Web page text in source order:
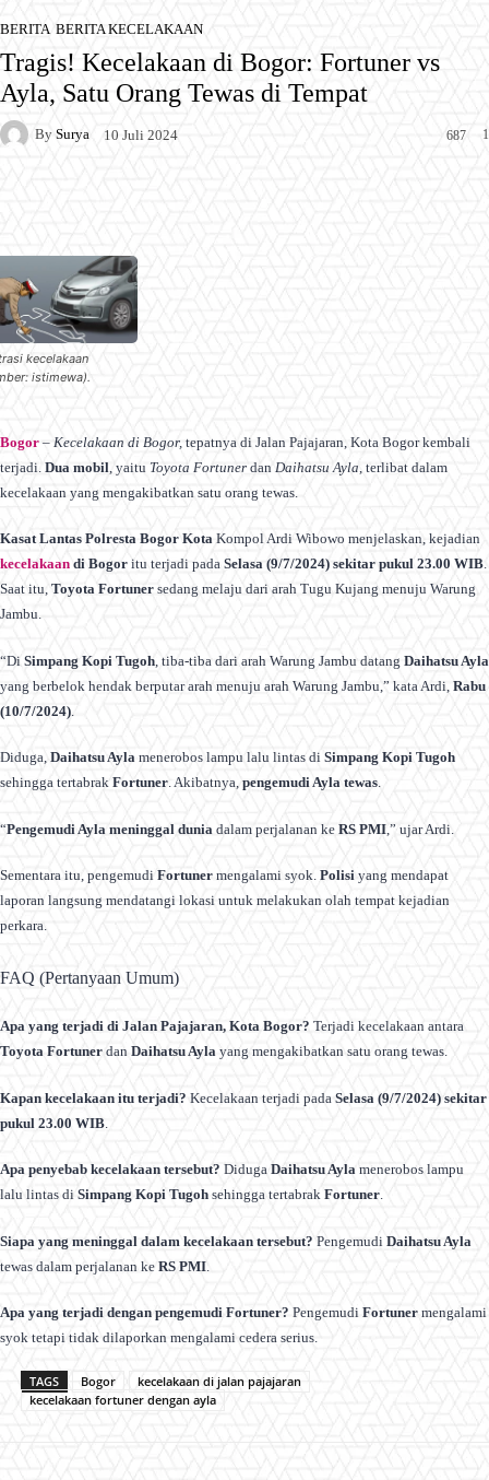
BERITA BERITA KECELAKAAN
Tragis! Kecelakaan di Bogor: Fortuner vs
Ayla, Satu Orang Tewas di Tempat
By Surya 10 Juli 2024 1
687
kecelakaan
istimewa).
Bogor – Kecelakaan di Bogor, tepatnya di Jalan Pajajaran, Kota Bogor kembali
terjadi. Dua mobil , yaitu Toyota Fortuner dan Daihatsu Ayla , terlibat dalam
kecelakaan yang mengakibatkan satu orang tewas.
Kasat Lantas Polresta Bogor Kota Kompol Ardi Wibowo menjelaskan, kejadian
kecelakaan di Bogor itu terjadi pada Selasa (9/7/2024) sekitar pukul 23.00 WIB.
Saat itu, Toyota Fortuner sedang melaju dari arah Tugu Kujang menuju Warung
Jambu.
“Di Simpang Kopi Tugoh , tiba-tiba dari arah Warung Jambu datang Daihatsu Ayla
yang berbelok hendak berputar arah menuju arah Warung Jambu,” kata Ardi, Rabu
(10/7/2024)
Diduga, Daihatsu Ayla menerobos lampu lalu lintas di Simpang Kopi Tugoh
sehingga tertabrak Fortuner. Akibatnya, pengemudi Ayla tewas.
“Pengemudi Ayla meninggal dunia dalam perjalanan ke RS PMI ,” ujar Ardi.
Sementara itu, pengemudi Fortuner mengalami syok. Polisi yang mendapat
laporan langsung mendatangi lokasi untuk melakukan olah tempat kejadian
perkara.
FAQ (Pertanyaan Umum)
Apa yang terjadi di Jalan Pajajaran, Kota Bogor? Terjadi kecelakaan antara
Toyota Fortuner dan Daihatsu Ayla yang mengakibatkan satu orang tewas.
Kapan kecelakaan itu terjadi? Kecelakaan terjadi pada Selasa (9/7/2024) sekitar
pukul 23.00 WIB
Apa penyebab kecelakaan tersebut? Diduga Daihatsu Ayla menerobos lampu
lalu lintas di Simpang Kopi Tugoh sehingga tertabrak Fortuner.
Siapa yang meninggal dalam kecelakaan tersebut? Pengemudi Daihatsu Ayla
tewas dalam perjalanan ke RS PMI
Apa yang terjadi dengan pengemudi Fortuner? Pengemudi Fortuner mengalami
syok tetapi tidak dilaporkan mengalami cedera serius.
TAGS Bogor
kecelakaan di jalan pajajaran
kecelakaan fortuner dengan ayla